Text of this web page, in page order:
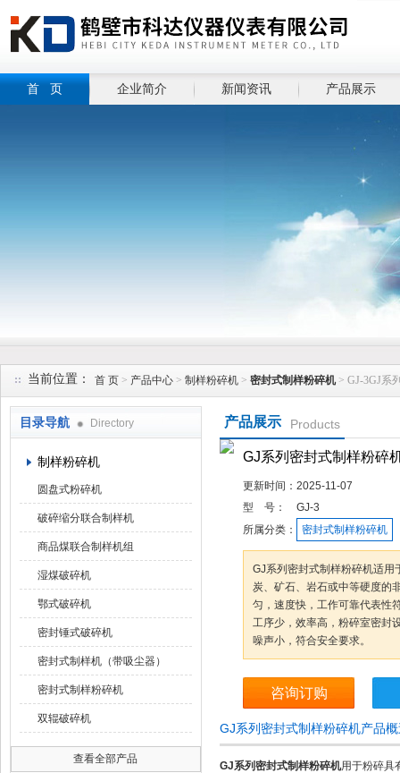
首 页 企业简介 新闻资讯 产品展示
当前位置： 首 页 > 产品中心 > 制样粉碎机 > 密封式制样粉碎机> GJ-3GJ系
目录导航 Directory
制样粉碎机
圆盘式粉碎机
破碎缩分联合制样机
商品煤联合制样机组
湿煤破碎机
鄂式破碎机
密封锤式破碎机
密封式制样机（带吸尘器）
密封式制样粉碎机
双辊破碎机
查看全部产品
产品展示 Products
GJ系列密封式制样粉碎
更新时间： 2025-11-07
型 号：
GJ-3
所属分类：
密封式制样粉碎机
GJ系列密封式制样粉碎机适用
炭、矿石、岩石或中等硬度的
匀，速度快，工作可靠代表性
工序少，效率高，粉碎室密封
噪声小，符合安全要求。
咨询订购
GJ系列密封式制样粉碎机产品
GJ系列密封式制样粉碎机用于粉碎具